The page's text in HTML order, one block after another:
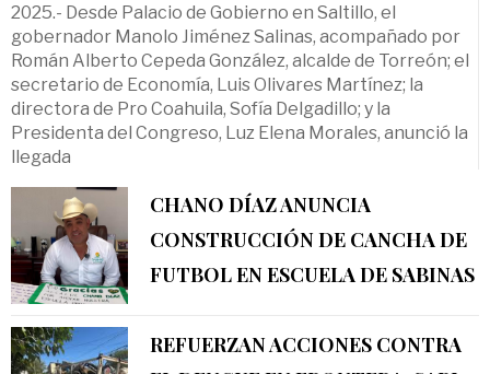
2025.- Desde Palacio de Gobierno en Saltillo, el
gobernador Manolo Jiménez Salinas, acompañado por
Román Alberto Cepeda González, alcalde de Torreón; el
secretario de Economía, Luis Olivares Martínez; la
directora de Pro Coahuila, Sofía Delgadillo; y la
Presidenta del Congreso, Luz Elena Morales, anunció la
llegada
CHANO DÍAZ ANUNCIA
CONSTRUCCIÓN DE CANCHA DE
FUTBOL EN ESCUELA DE SABINAS
REFUERZAN ACCIONES CONTRA